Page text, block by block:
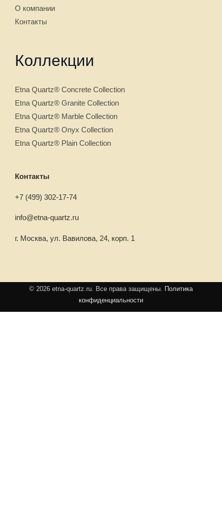
О компании
Контакты
Коллекции
Etna Quartz® Concrete Collection
Etna Quartz® Granite Collection
Etna Quartz® Marble Collection
Etna Quartz® Onyx Collection
Etna Quartz® Plain Collection
Контакты
+7 (499) 302-17-74
info@etna-quartz.ru
г. Москва, ул. Вавилова, 24, корп. 1
© 2026 etna-quartz.ru. Все права защищены. Политика
конфиденциальности